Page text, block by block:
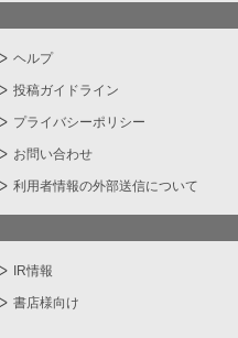
ヘルプ
投稿ガイドライン
プライバシーポリシー
お問い合わせ
利用者情報の外部送信について
IR情報
書店様向け